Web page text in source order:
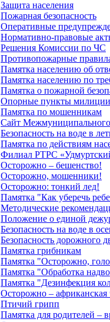
Защита населения
Пожарная безопасность
Оперативные
Нормативно-правовые
Решения Комиссии по ЧС
Противопожарные
Памятка населению об
Памятка населению по
Памятка о пожарной
Опорные пункты милиции
Памятка по мошенникам
Сайт
Безопасность на воде в
Памятка по действиям
Филиал РТРС
Осторожно – бешенство!
Осторожно, мошенники!
Осторожно: тонкий лед!
Памятка "Как уберечь
Методические
Положение о единой
Безопасность на воде в
Безопасность дорожного
Памятка грибникам
Памятка "Осторожно,
Памятка "Обработка
Памятка "Дезинфекция
Осторожно – африканская
Птичий грипп
Памятка для родителей –